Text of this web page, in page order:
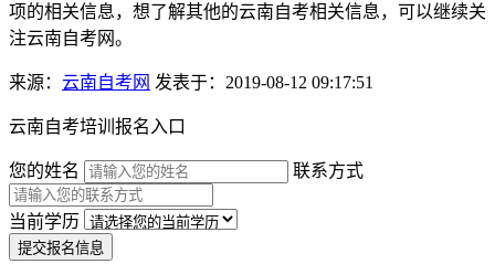
项的相关信息，想了解其他的云南自考相关信息，可以继续关
注云南自考网。
来源： 云南自考网 发表于：2019-08-12 09:17:51
云南自考培训报名入口
您的姓名 联系方式
当前学历
提交报名信息